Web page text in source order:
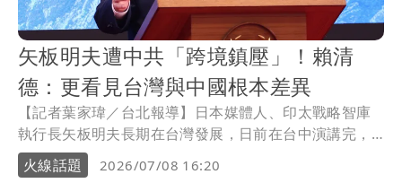
矢板明夫遭中共「跨境鎮壓」！賴清
德：更看見台灣與中國根本差異
【記者葉家瑋／台北報導】日本媒體人、印太戰略智庫
執行長矢板明夫長期在台灣發展，日前在台中演講完，
被中國籍男子痛毆，被外界視為中國通過《民族團結進
步促進法》後，在台灣「跨境鎮壓」的試刀。民進黨主
火線話題 2026/07/08 16:20